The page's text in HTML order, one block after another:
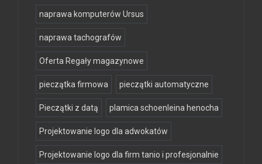
naprawa komputerów Ursus
naprawa tachografów
Oferta Regały magazynowe
pieczątka firmowa pieczątki automatyczne
Pieczątki z datą plamica schoenleina henocha
Projektowanie logo dla adwokatów
Projektowanie logo dla firm tanio i profesjonalnie